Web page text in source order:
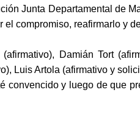
Junta Departamental de
compromiso, reafirmarlo y
Damián Tort
Luis Artola (afirmativo y
convencido y luego de que